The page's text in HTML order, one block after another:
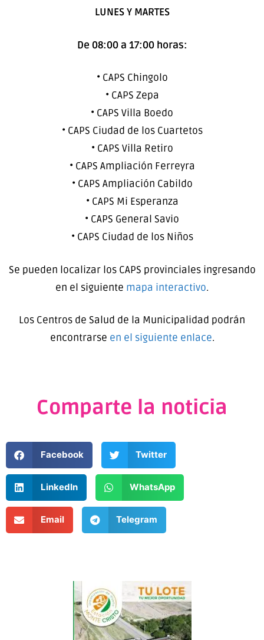
LUNES Y MARTES
De 08:00 a 17:00 horas:
• CAPS Chingolo
• CAPS Zepa
• CAPS Villa Boedo
• CAPS Ciudad de los Cuartetos
• CAPS Villa Retiro
• CAPS Ampliación Ferreyra
• CAPS Ampliación Cabildo
• CAPS Mi Esperanza
• CAPS General Savio
• CAPS Ciudad de los Niños
Se pueden localizar los CAPS provinciales ingresando
en el siguiente mapa interactivo.
Los Centros de Salud de la Municipalidad podrán
encontrarse en el siguiente enlace.
Comparte la noticia
Facebook Twitter
LinkedIn WhatsApp
Email Telegram